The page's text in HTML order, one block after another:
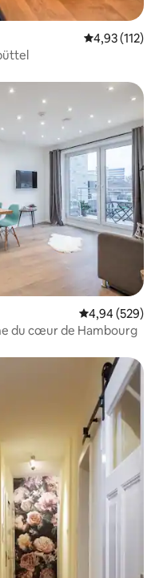
Évaluation
4,93 (112)
Évaluation
4,94 (529)
du cœur de Hambourg
appréciés